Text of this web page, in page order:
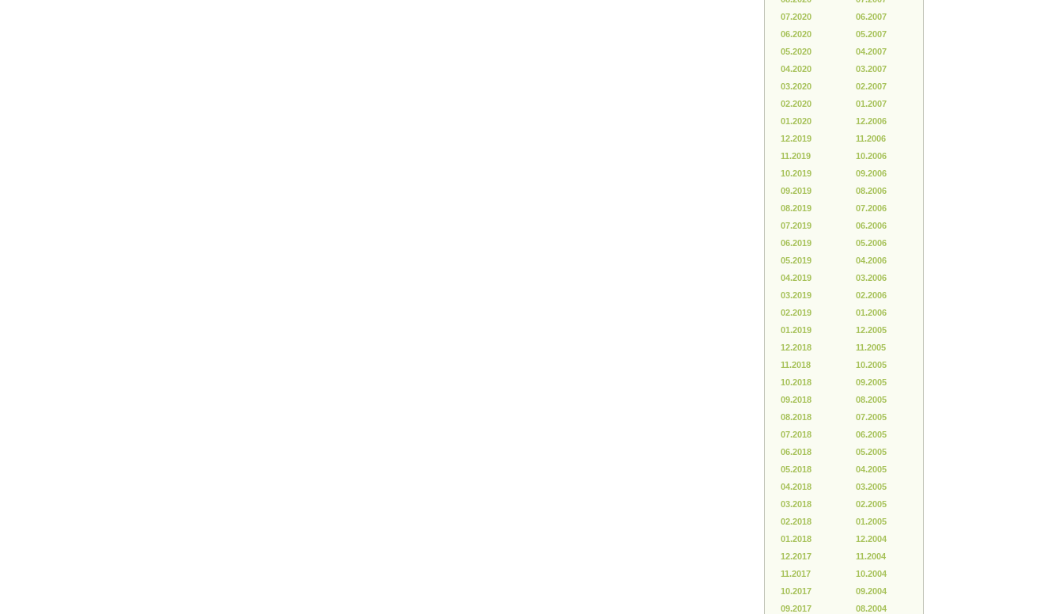
07.2020
06.2020
05.2020
04.2020
03.2020
02.2020
01.2020
12.2019
11.2019
10.2019
09.2019
08.2019
07.2019
06.2019
05.2019
04.2019
03.2019
02.2019
01.2019
12.2018
11.2018
10.2018
09.2018
08.2018
07.2018
06.2018
05.2018
04.2018
03.2018
02.2018
01.2018
12.2017
11.2017
10.2017
09.2017
06.2007
05.2007
04.2007
03.2007
02.2007
01.2007
12.2006
11.2006
10.2006
09.2006
08.2006
07.2006
06.2006
05.2006
04.2006
03.2006
02.2006
01.2006
12.2005
11.2005
10.2005
09.2005
08.2005
07.2005
06.2005
05.2005
04.2005
03.2005
02.2005
01.2005
12.2004
11.2004
10.2004
09.2004
08.2004